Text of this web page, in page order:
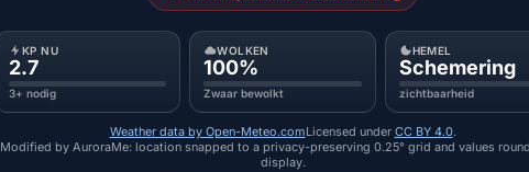
KP NU
2.7
3+ nodig
WOLKEN
100%
Zwaar bewolkt
HEMEL
Schemering
zichtbaarheid
Weather data by Open-Meteo.comLicensed under CC BY 4.0.
Modified by AuroraMe: location snapped to a privacy-preserving 0.25° grid and values
display.